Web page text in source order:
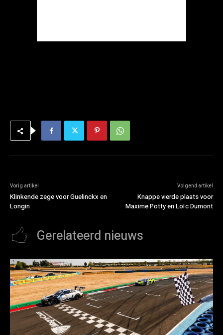
Vorig artikel
Klinkende zege voor Guelinckx en
Longin
Volgend artikel
Knappe vierde plaats voor
Maxime Potty en Loïc Dumont
Gerelateerd nieuws